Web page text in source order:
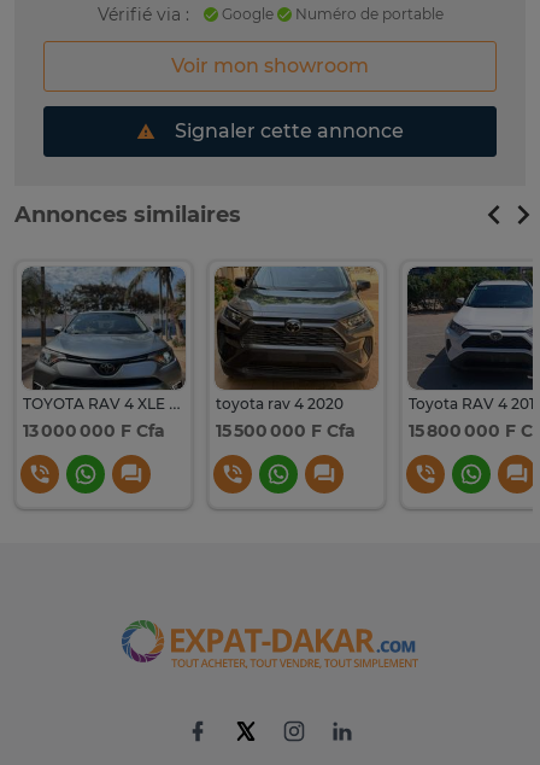
Vérifié via : Google Numéro de portable
Voir mon showroom
Signaler cette annonce
Annonces similaires
TOYOTA RAV 4 XLE ANNÉE 2017
13 000 000 F Cfa
toyota rav 4 2020
15 500 000 F Cfa
Toyota RAV 4
15 800 000 F